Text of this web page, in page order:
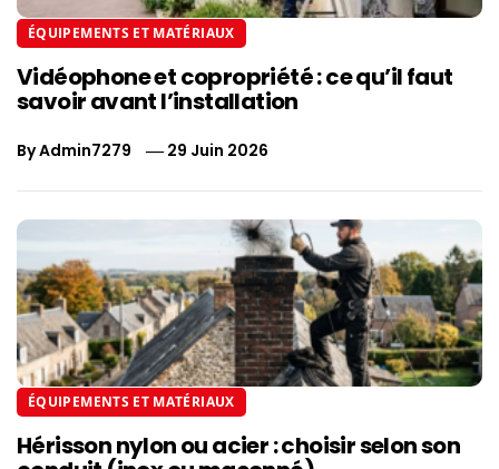
ÉQUIPEMENTS ET MATÉRIAUX
Vidéophone et copropriété : ce qu’il faut
savoir avant l’installation
ByAdmin7279 29 Juin 2026
ÉQUIPEMENTS ET MATÉRIAUX
Hérisson nylon ou acier : choisir selon son